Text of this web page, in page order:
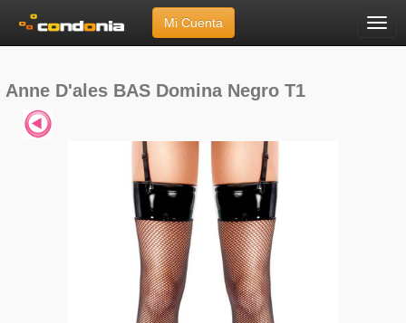
Menú
Mi Cuenta
Anne D'ales»BAS Domina Negro T1
Anne D'ales BAS Domina Negro T1